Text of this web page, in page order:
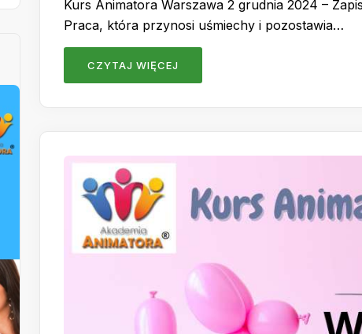
Kurs Animatora Warszawa 2 grudnia 2024 –
Praca, która przynosi uśmiechy i pozostawia…
CZYTAJ WIĘCEJ